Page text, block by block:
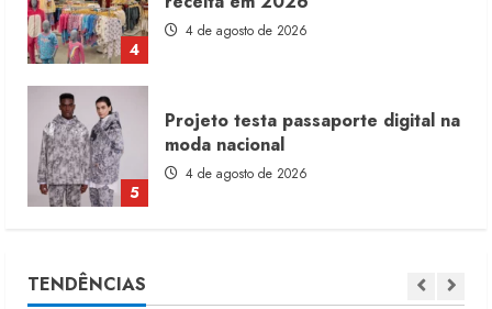
5
4 de agosto de 2026
1
Dia dos Pais reforça retomada da
moda no varejo
7 de agosto de 2026
TENDÊNCIAS